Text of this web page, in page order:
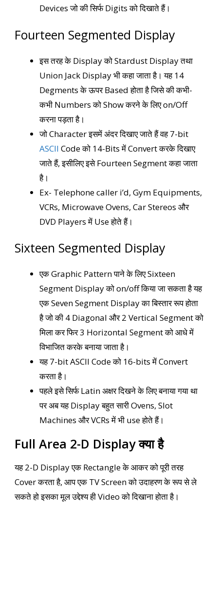
Devices जो की सिर्फ Digits को दिखाते हैं।
Fourteen Segmented Display
इस तरह के Display को Stardust Display तथा
Union Jack Display भी कहा जाता है। यह 14
Degments के ऊपर Based होता है जिसे की कभी-
कभी Numbers को Show करने के लिए on/Off
करना पड़ता है।
जो Character इसमें अंदर दिखाए जाते हैं वह 7-bit
ASCII Code को 14-Bits में Convert करके दिखाए
जाते हैं, इसीलिए इसे Fourteen Segment कहा जाता
है।
Ex- Telephone caller i’d, Gym Equipments,
VCRs, Microwave Ovens, Car Stereos और
DVD Players में Use होते हैं।
Sixteen Segmented Display
एक Graphic Pattern पाने के लिए Sixteen
Segment Display को on/off किया जा सकता है यह
एक Seven Segment Display का बिस्तार रूप होता
है जो की 4 Diagonal और 2 Vertical Segment को
मिला कर फिर 3 Horizontal Segment को आधे में
विभाजित करके बनाया जाता है।
यह 7-bit ASCII Code को 16-bits में Convert
करता है।
पहले इसे सिर्फ Latin अक्षर दिखने के लिए बनाया गया था
पर अब यह Display बहुत सारी Ovens, Slot
Machines और VCRs में भी use होते हैं।
Full Area 2-D Display क्या है
यह 2-D Display एक Rectangle के आकर को पूरी तरह
Cover करता है, आप एक TV Screen को उदाहरण के रूप से ले
सकते हो इसका मूल उद्देश्य ही Video को दिखाना होता है।